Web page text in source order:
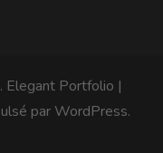
. Elegant Portfolio |
par WordPress.